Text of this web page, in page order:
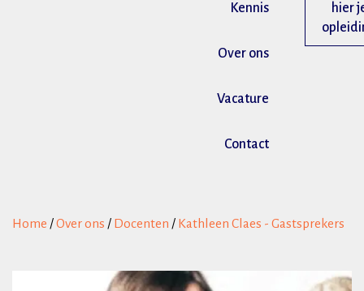
Kennis
Over ons
Vacature
Contact
hier
Home /Over ons / Docenten / Kathleen Claes - Gastsprekers